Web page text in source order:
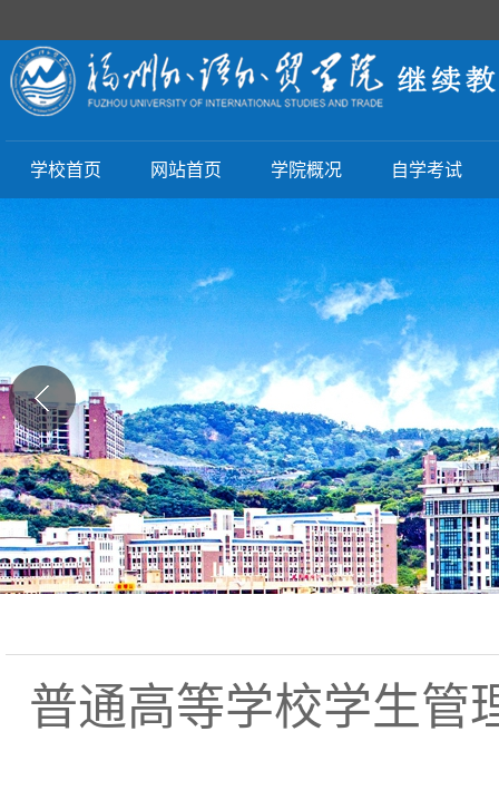
学校首页 网站首页 学院概况 自学考试
普通高等学校学生管